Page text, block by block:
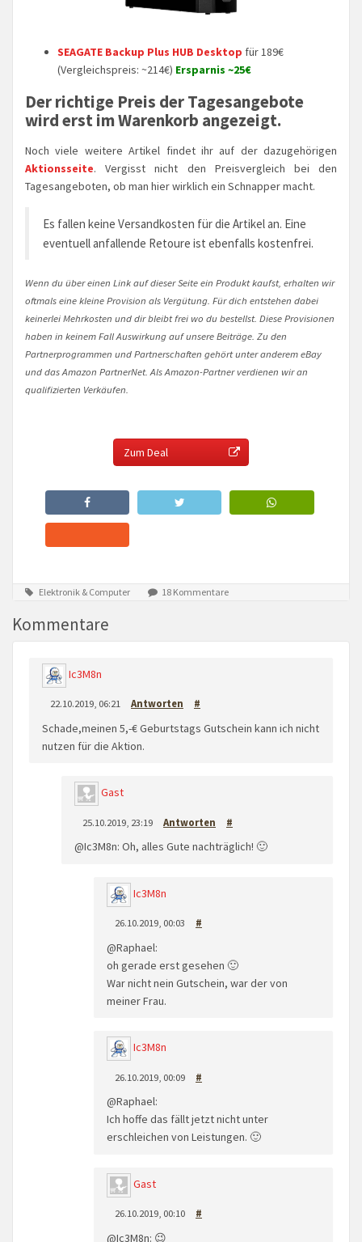
SEAGATE Backup Plus HUB Desktop für 189€
(Vergleichspreis: ~214€) Ersparnis ~25€
Der richtige Preis der Tagesangebote
wird erst im Warenkorb angezeigt.
Noch viele weitere Artikel findet ihr auf der dazugehörigen
Aktionsseite. Vergisst nicht den Preisvergleich bei den
Tagesangeboten, ob man hier wirklich ein Schnapper macht.
Es fallen keine Versandkosten für die Artikel an. Eine
eventuell anfallende Retoure ist ebenfalls kostenfrei.
Wenn du über einen Link auf dieser Seite ein Produkt kaufst, erhalten wir
oftmals eine kleine Provision als Vergütung. Für dich entstehen dabei
keinerlei Mehrkosten und dir bleibt frei wo du bestellst. Diese Provisionen
haben in keinem Fall Auswirkung auf unsere Beiträge. Zu den
Partnerprogrammen und Partnerschaften gehört unter anderem eBay
und das Amazon PartnerNet. Als Amazon-Partner verdienen wir an
qualifizierten Verkäufen.
Zum Deal
Elektronik & Computer 18 Kommentare
Kommentare
Ic3M8n
22.10.2019, 06:21 Antworten #
Schade,meinen 5,-€ Geburtstags Gutschein kann ich nicht
nutzen für die Aktion.
Gast
25.10.2019, 23:19 Antworten #
@Ic3M8n: Oh, alles Gute nachträglich! 🙂
Ic3M8n
26.10.2019, 00:03 #
@Raphael:
oh gerade erst gesehen 🙂
War nicht nein Gutschein, war der von
meiner Frau.
Ic3M8n
26.10.2019, 00:09 #
@Raphael:
Ich hoffe das fällt jetzt nicht unter
erschleichen von Leistungen. 🙂
Gast
26.10.2019, 00:10 #
@Ic3M8n: 😉